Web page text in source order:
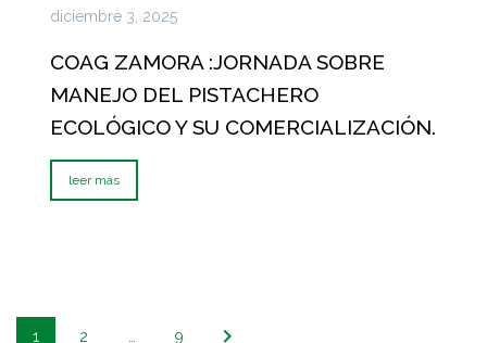
diciembre 3, 2025
COAG ZAMORA :JORNADA SOBRE
MANEJO DEL PISTACHERO
ECOLÓGICO Y SU COMERCIALIZACIÓN.
leer más
1 2 9